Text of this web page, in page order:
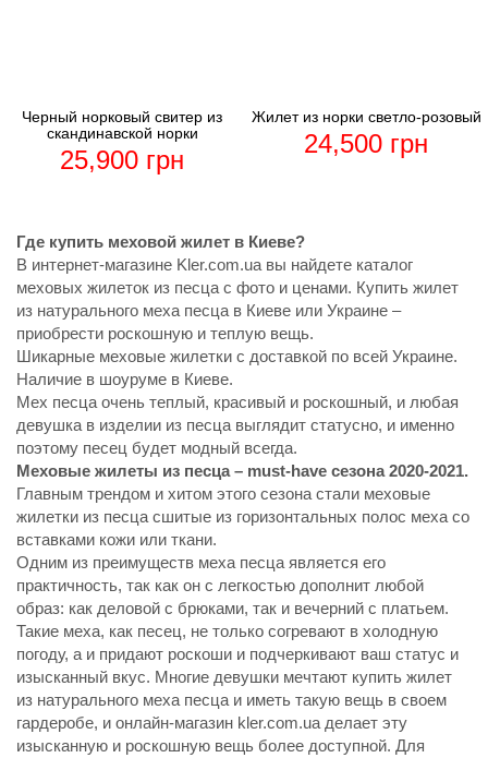
Жилет из норки светло-розовый
24,500 грн
Черный норковый свитер из
скандинавской норки
25,900 грн
Где купить меховой жилет в Киеве?
В интернет-магазине Kler.com.ua вы найдете каталог
меховых жилеток из песца с фото и ценами. Купить жилет
из натурального меха песца в Киеве или Украине –
приобрести роскошную и теплую вещь.
Шикарные меховые жилетки с доставкой по всей Украине.
Наличие в шоуруме в Киеве.
Мех песца очень теплый, красивый и роскошный, и любая
девушка в изделии из песца выглядит статусно, и именно
поэтому песец будет модный всегда.
Меховые жилеты из песца – must-have сезона 2020-2021.
Главным трендом и хитом этого сезона стали меховые
жилетки из песца сшитые из горизонтальных полос меха со
вставками кожи или ткани.
Одним из преимуществ меха песца является его
практичность, так как он с легкостью дополнит любой
образ: как деловой с брюками, так и вечерний с платьем.
Такие меха, как песец, не только согревают в холодную
погоду, а и придают роскоши и подчеркивают ваш статус и
изысканный вкус. Многие девушки мечтают купить жилет
из натурального меха песца и иметь такую вещь в своем
гардеробе, и онлайн-магазин kler.com.ua делает эту
изысканную и роскошную вещь более доступной. Для